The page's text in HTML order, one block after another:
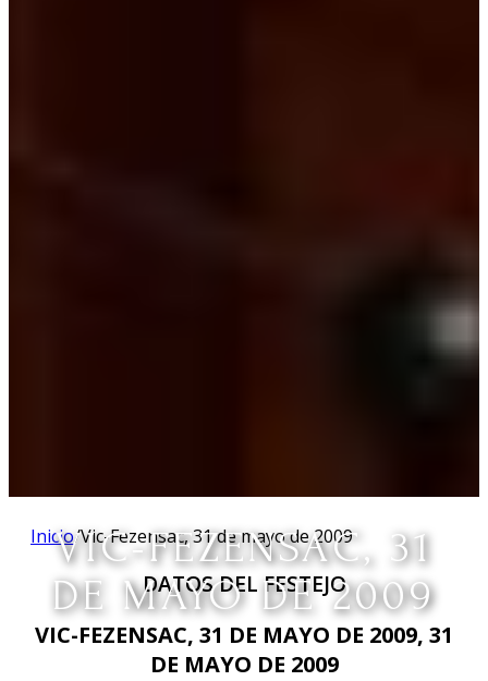
VIC-FEZENSAC, 31
DE MAYO DE 2009
Inicio/Vic-Fezensac, 31 de mayo de 2009
DATOS DEL FESTEJO
VIC-FEZENSAC, 31 DE MAYO DE 2009, 31
DE MAYO DE 2009